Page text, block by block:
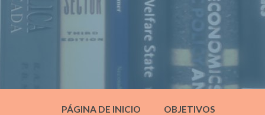
PÁGINA DE INICIO OBJETIVOS